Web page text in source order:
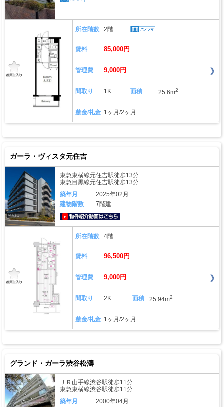
所在階数 2階
賃料 85,000円
管理費 9,000円
間取り 1K 面積 25.6m2
敷金/礼金 1ヶ月/2ヶ月
ガーラ・ヴィスタ元住吉
東急東横線元住吉駅徒歩13分
東急目黒線元住吉駅徒歩13分
築年月
2025年02月
建物階数
7階建
所在階数 4階
賃料 96,500円
管理費 9,000円
間取り 2K 面積 25.94m2
敷金/礼金 1ヶ月/2ヶ月
グランド・ガーラ渋谷松濤
ＪＲ山手線渋谷駅徒歩11分
東急東横線渋谷駅徒歩11分
築年月
2000年04月